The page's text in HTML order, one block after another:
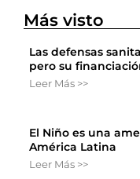
Más visto
Las defensas
pero su
Leer Más >>
El Niño es una
América Latina
Leer Más >>